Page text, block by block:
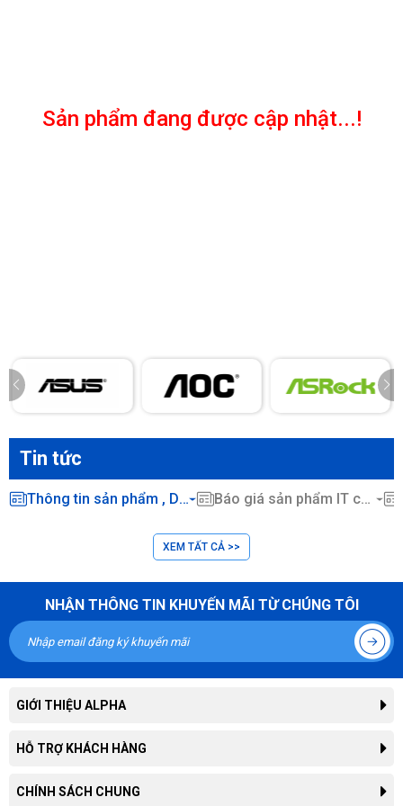
Sản phẩm đang được cập nhật...!
Tin tức
Thông tin sản phẩm , Dịch vụ CNTT ... Báo giá sản phẩm IT chính hãng
XEM TẤT CẢ >>
NHẬN THÔNG TIN KHUYẾN MÃI TỪ CHÚNG TÔI
GIỚI THIỆU ALPHA
Giới thiệu công ty
Thông tin tuyển dụng
HỖ TRỢ KHÁCH HÀNG
Tra cứu đơn hàng
CHÍNH SÁCH CHUNG